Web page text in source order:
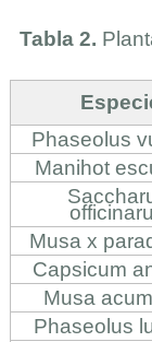
Tabla 2.
Phaseolus
Manihot
Musa x
Capsicum
Musa
Phaseolus